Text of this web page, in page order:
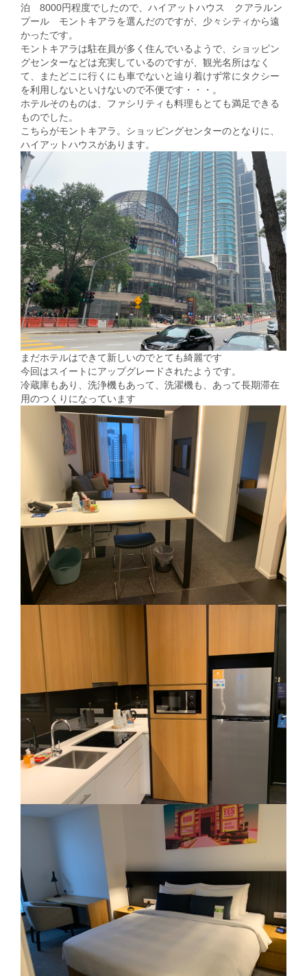
泊 8000円程度でしたので、ハイアットハウス クアラルン
プール モントキアラを選んだのですが、少々シティから遠
かったです。
モントキアラは駐在員が多く住んでいるようで、ショッピン
グセンターなどは充実しているのですが、観光名所はなく
て、またどこに行くにも車でないと辿り着けず常にタクシー
を利用しないといけないので不便です・・・。
ホテルそのものは、ファシリティも料理もとても満足できる
ものでした。
こちらがモントキアラ。ショッピングセンターのとなりに、
ハイアットハウスがあります。
まだホテルはできて新しいのでとても綺麗です
今回はスイートにアップグレードされたようです。
冷蔵庫もあり、洗浄機もあって、洗濯機も、あって長期滞在
用のつくりになっています